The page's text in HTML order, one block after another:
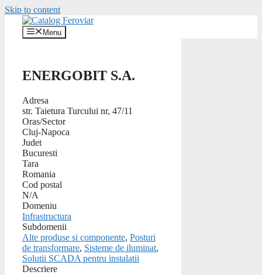
Skip to content
Menu
ENERGOBIT S.A.
Adresa
str. Taietura Turcului nr, 47/11
Oras/Sector
Cluj-Napoca
Judet
Bucuresti
Tara
Romania
Cod postal
N/A
Domeniu
Infrastructura
Subdomenii
Alte produse si componente, Posturi
de transformare, Sisteme de iluminat,
Solutii SCADA pentru instalatii
Descriere